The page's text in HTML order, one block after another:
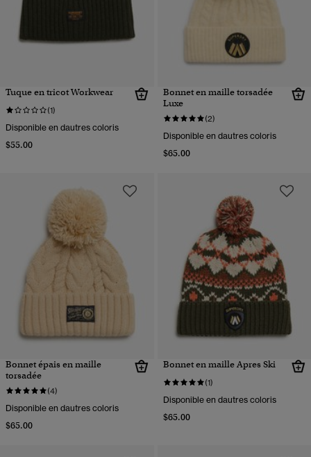
Tuque en tricot Workwear
(1)
Disponible en dautres coloris
$55.00
Bonnet en maille torsadée
Luxe
(2)
Disponible en dautres coloris
$65.00
Bonnet épais en maille
torsadée
(4)
Disponible en dautres coloris
$65.00
Bonnet en maille Apres Ski
(1)
Disponible en dautres coloris
$65.00